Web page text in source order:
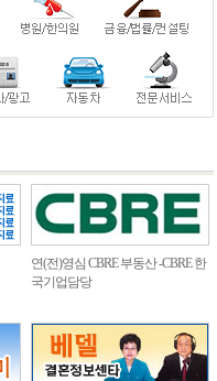
연(전)영심 CBRE 부동산 -CBRE 한
국기업담당